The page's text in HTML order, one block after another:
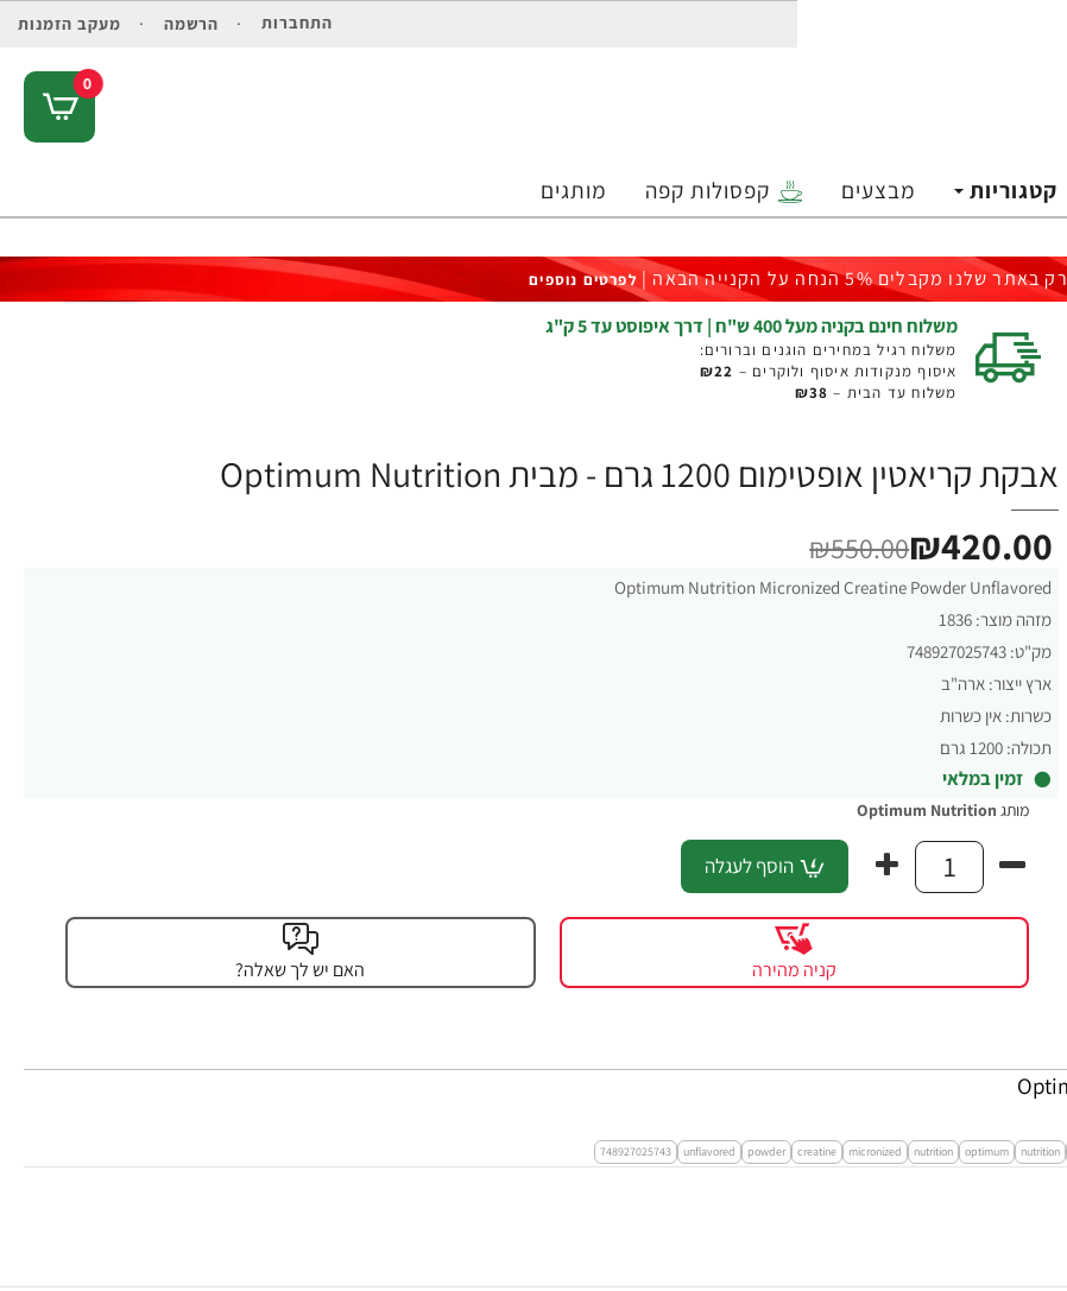
התחברות הרשמה מעקב הזמנות
0
קטגוריות מבצעים קפסולות קפה מותגים
רק באתר שלנו מקבלים 5% הנחה על הקנייה הבאה | לפרטים נוספים
משלוח חינם בקניה מעל 400 ש"ח | דרך איפוסט עד 5 ק"ג
משלוח רגיל במחירים הוגנים וברורים:
איסוף מנקודות איסוף ולוקרים – ₪22
משלוח עד הבית – ₪38
אבקת קריאטין אופטימום 1200 גרם - מבית Optimum Nutrition
Optimum Nutrition Micronized Creatine Powder Unflavored
מזהה מוצר: 1836
מק"ט: 748927025743
ארץ ייצור: ארה"ב
כשרות: אין כשרות
תכולה: 1200 גרם
זמין במלאי
₪420.00
₪550.00
מותג Optimum Nutrition
הוסף לעגלה
קניה מהירה האם יש לך שאלה?
nutrition
optimum
nutrition
micronized
creatine
powder
unflavored
748927025743